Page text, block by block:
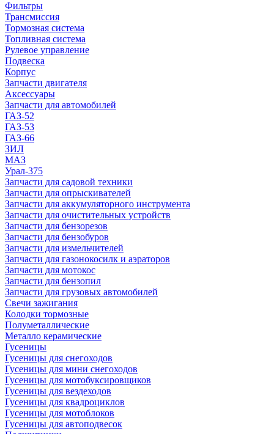
Фильтры
Трансмиссия
Тормозная система
Топливная система
Рулевое управление
Подвеска
Корпус
Запчасти двигателя
Аксессуары
Запчасти для автомобилей
ГАЗ-52
ГАЗ-53
ГАЗ-66
ЗИЛ
МАЗ
Урал-375
Запчасти для садовой техники
Запчасти для опрыскивателей
Запчасти для аккумуляторного инструмента
Запчасти для очистительных устройств
Запчасти для бензорезов
Запчасти для бензобуров
Запчасти для измельчителей
Запчасти для газонокосилк и аэраторов
Запчасти для мотокос
Запчасти для бензопил
Запчасти для грузовых автомобилей
Свечи зажигания
Колодки тормозные
Полуметаллические
Металло керамические
Гусеницы
Гусеницы для снегоходов
Гусеницы для мини снегоходов
Гусеницы для мотобуксировщиков
Гусеницы для вездеходов
Гусеницы для квадроциклов
Гусеницы для мотоблоков
Гусеницы для автоподвесок